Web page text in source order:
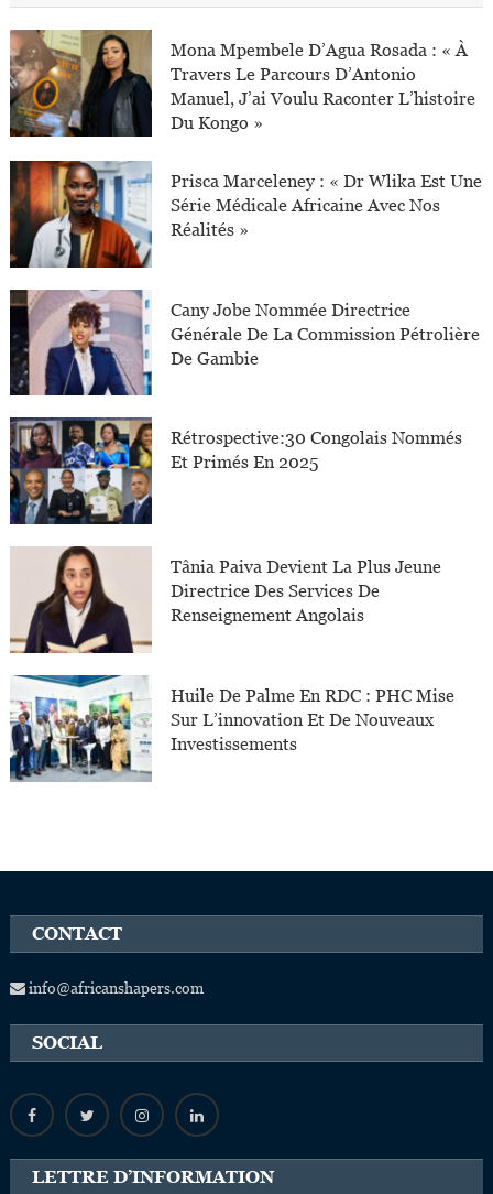
Mona Mpembele D’Agua Rosada : « À
Travers Le Parcours D’Antonio
Manuel, J’ai Voulu Raconter L’histoire
Du Kongo »
Prisca Marceleney : « Dr Wlika Est Une
Série Médicale Africaine Avec Nos
Réalités »
Cany Jobe Nommée Directrice
Générale De La Commission Pétrolière
De Gambie
Rétrospective:30 Congolais Nommés
Et Primés En 2025
Tânia Paiva Devient La Plus Jeune
Directrice Des Services De
Renseignement Angolais
Huile De Palme En RDC : PHC Mise
Sur L’innovation Et De Nouveaux
Investissements
CONTACT
info@africanshapers.com
SOCIAL
LETTRE D’INFORMATION